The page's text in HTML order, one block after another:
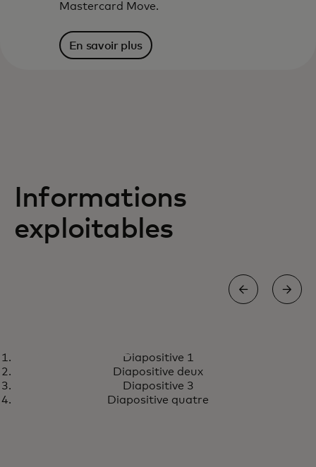
Mastercard Move.
En savoir plus
Informations
exploitables
Concevoir la prochaine
génération de solutions de
transfert d'argent
En savoir plus
Diapositive 1
Diapositive deux
Diapositive 3
Diapositive quatre